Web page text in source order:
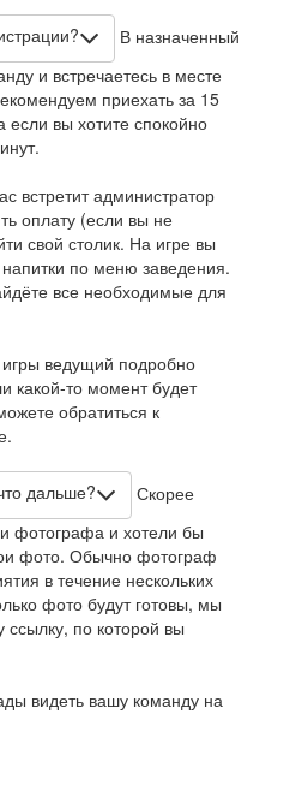
В назначенный
и встречаетесь в месте
приехать за 15
если вы хотите спокойно
встретит администратор
оплату (если вы не
свой столик. На игре вы
по меню заведения.
все необходимые для
ведущий подробно
какой-то момент будет
обратиться к
дальше?
Скорее
фотографа и хотели бы
фото. Обычно фотограф
в течение нескольких
фото будут готовы, мы
по которой вы
видеть вашу команду на